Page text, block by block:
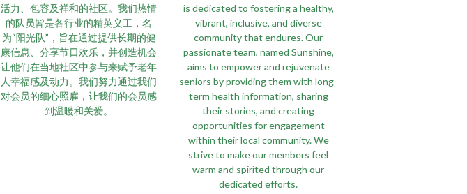
活力、包容及祥和的社区。我们热情
的队员皆是各行业的精英义工，名
为“阳光队”，旨在通过提供长期的健
康信息、分享节日欢乐，并创造机会
让他们在当地社区中参与来赋予老年
人幸福感及动力。我们努力通过我们
对会员的细心照雇，让我们的会员感
到温暖和关爱。
is dedicated to fostering a healthy,
vibrant, inclusive, and diverse
community that endures. Our
passionate team, named Sunshine,
aims to empower and rejuvenate
seniors by providing them with long-
term health information, sharing
their stories, and creating
opportunities for engagement
within their local community. We
strive to make our members feel
warm and spirited through our
dedicated efforts.